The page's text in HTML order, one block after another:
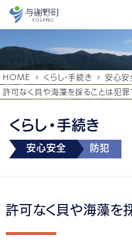
くらし・手続き
安心安全 防犯
HOME くらし・手続き 安心安
許可なく貝や海藻を採ることは犯罪
許可なく貝や海藻を